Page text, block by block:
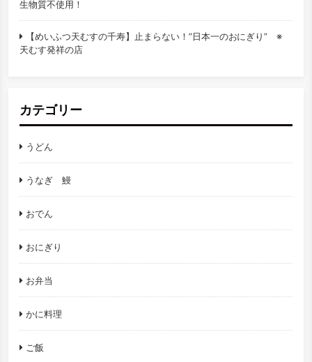
生物質不使用！
【めいふつ天むすの千寿】止まらない！”日本一のおにぎり” ※
天むす発祥の店
カテゴリー
うどん
うなぎ 鰻
おでん
おにぎり
お弁当
かに料理
ご飯